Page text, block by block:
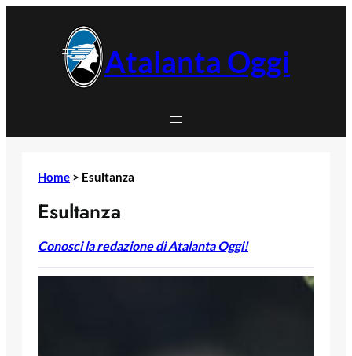
Atalanta Oggi
Home > Esultanza
Esultanza
Conosci la redazione di Atalanta Oggi!